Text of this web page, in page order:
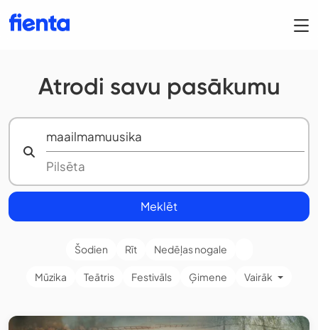
Atrodi savu pasākumu
Meklēt
Šodien Rīt Nedēļas nogale
Mūzika Teātris Festivāls Ģimene Vairāk